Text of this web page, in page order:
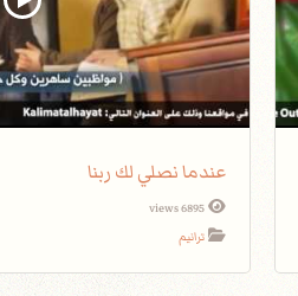
عندما نصلي لك ربنا
ترانيم